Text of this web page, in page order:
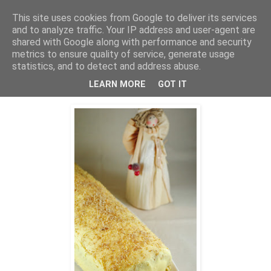
THURSDAYSCOOKING
petak, 21. prosinca 2012.
Ajme, koliko nas je! Banane
This site uses cookies from Google to deliver its services
and to analyze traffic. Your IP address and user-agent are
shared with Google along with performance and security
metrics to ensure quality of service, generate usage
statistics, and to detect and address abuse.
LEARN MORE GOT IT